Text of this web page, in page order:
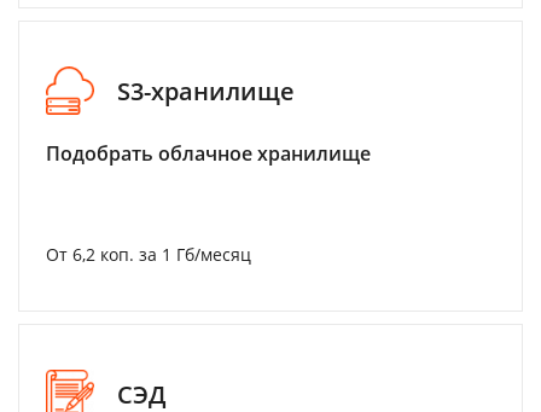
S3-хранилище
Подобрать облачное хранилище
От 6,2 коп. за 1 Гб/месяц
СЭД